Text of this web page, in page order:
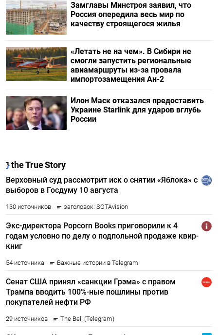
Замглавы Минстроя заявил, что
Россия опередила весь мир по
качеству строящегося жилья
«Летать не на чем». В Сибири не
смогли запустить региональные
авиамаршруты из-за провала
импортозамещения Ан-2
Илон Маск отказался предоставить
Украине Starlink для ударов вглубь
России